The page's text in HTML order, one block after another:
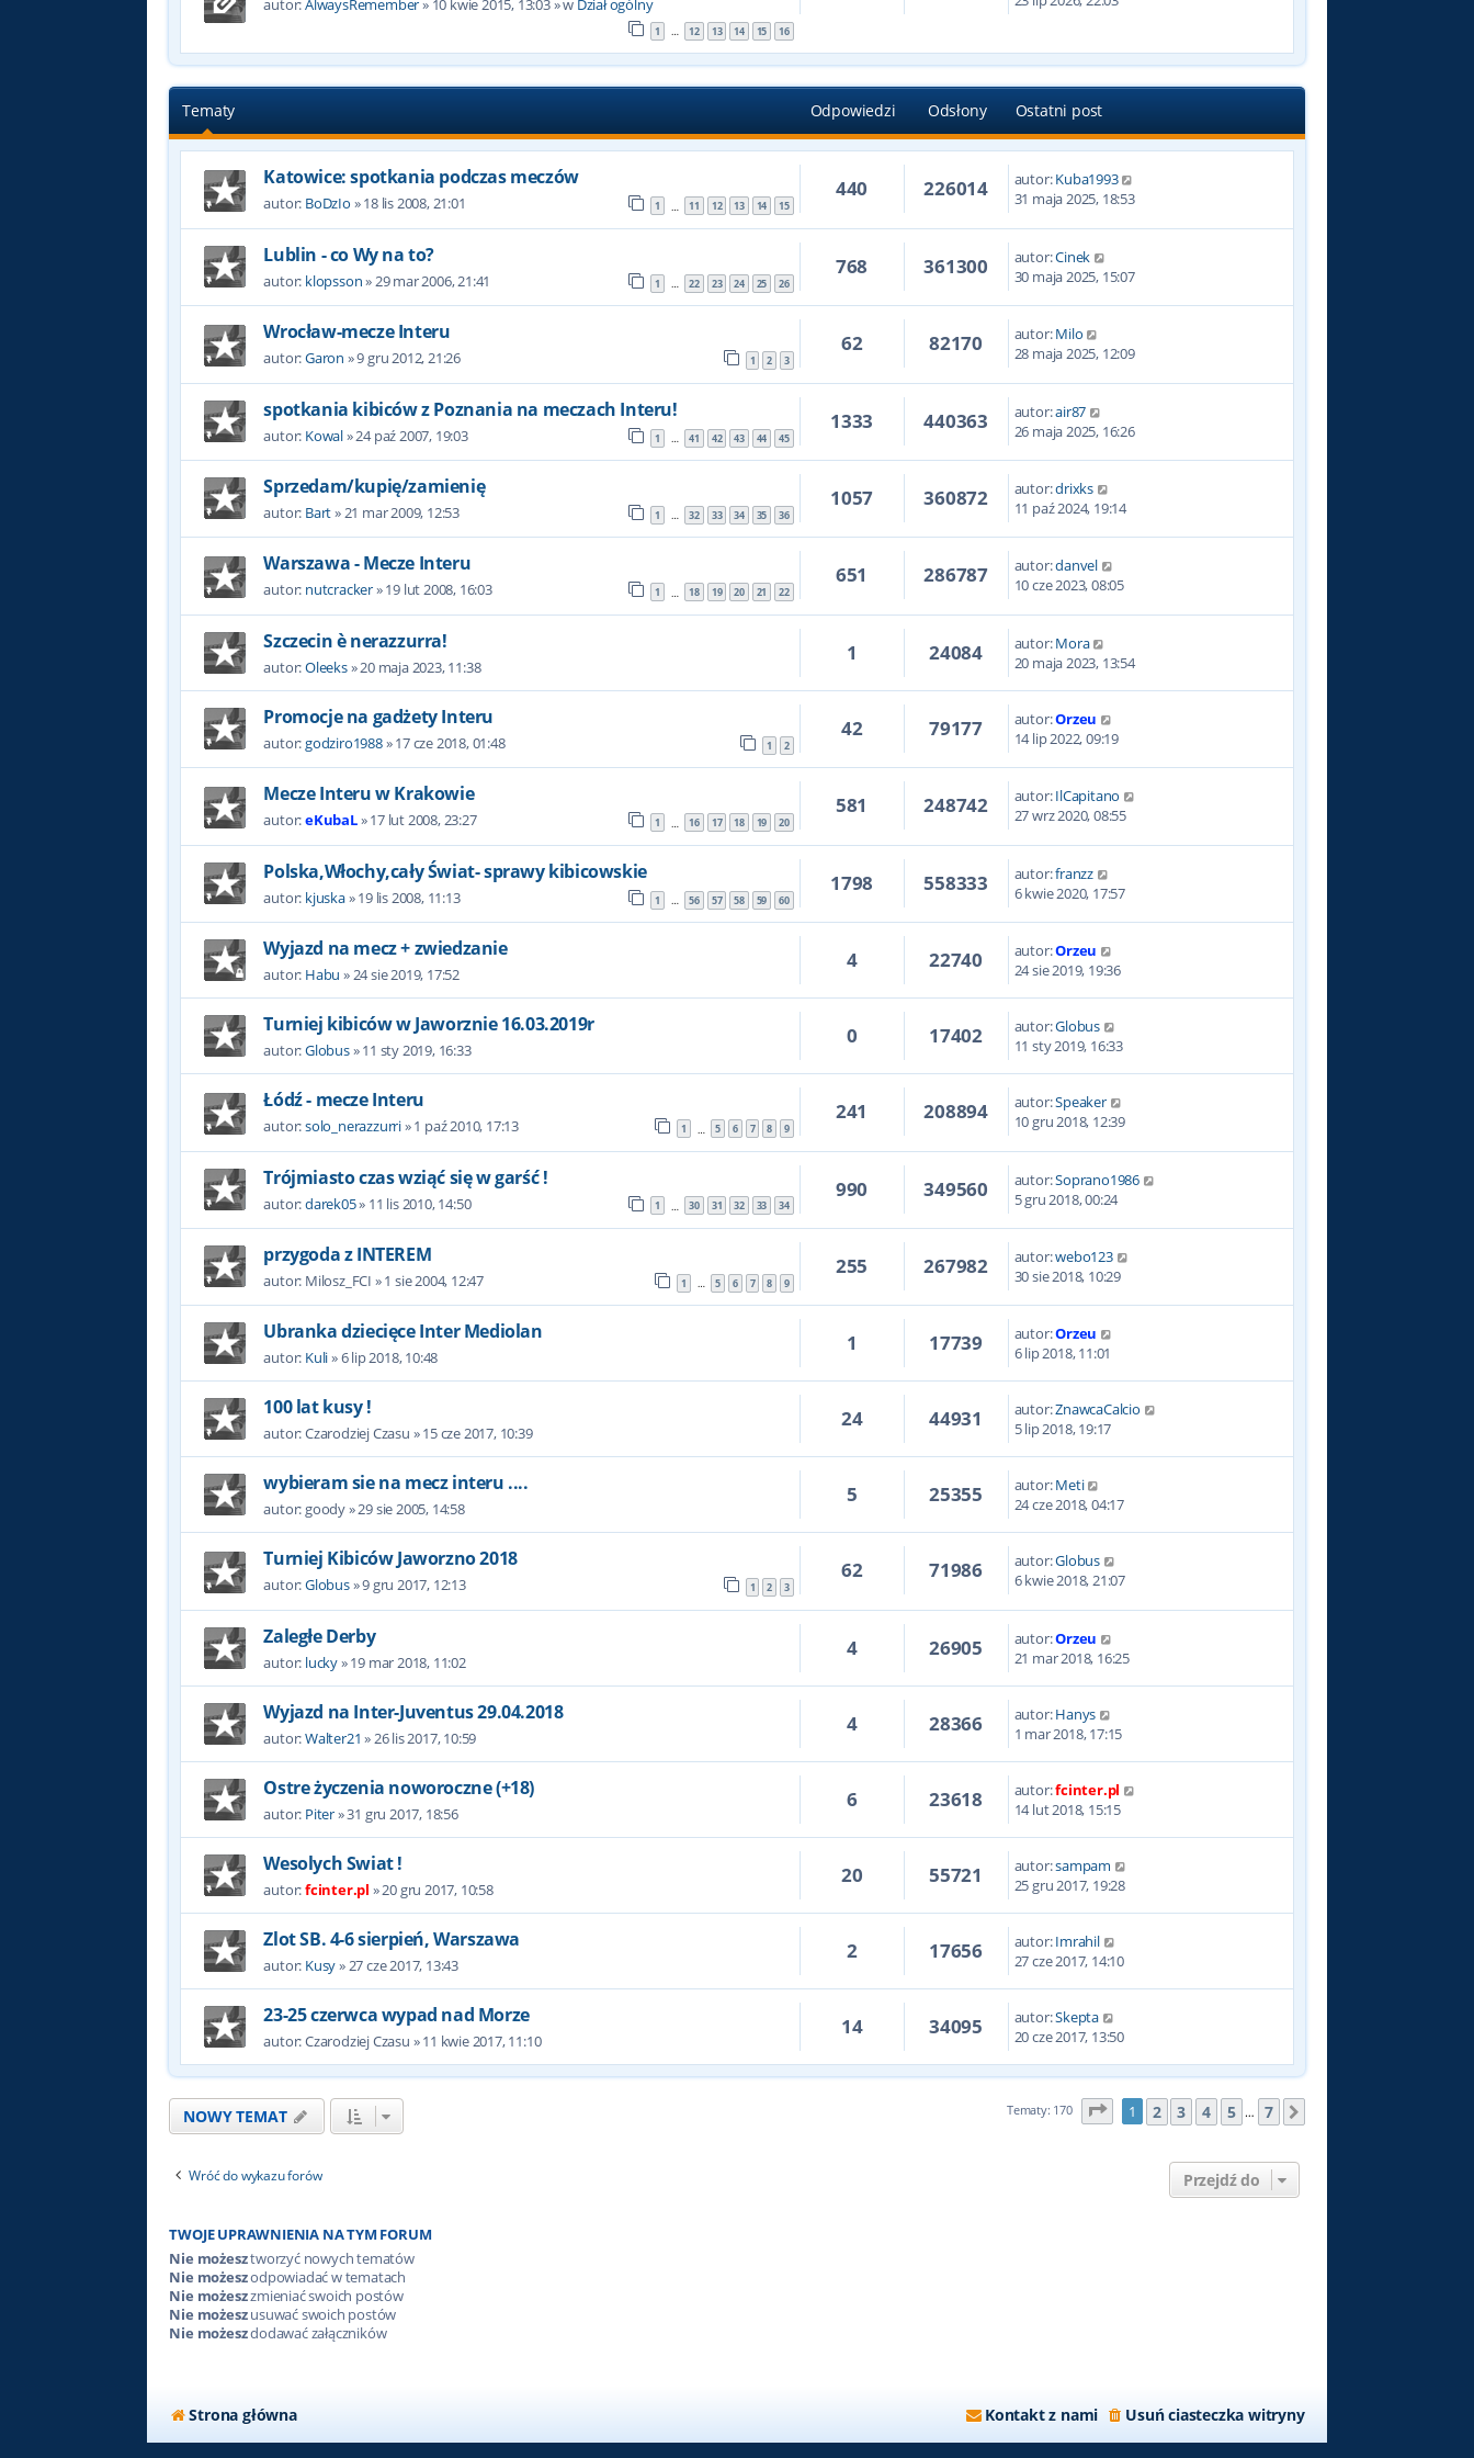
autor:AlwaysRemember» 10 kwie 2015, 13:03» w Dział ogólny
1 … 12 13 14 15 16
Tematy Odpowiedzi Odsłony Ostatni post
Katowice: spotkania podczas meczów
autor: BoDzIo »18 lis 2008, 21:01 1 … 11 12 13 14 15
440 226014 autor:Kuba1993
31 maja 2025, 18:53
Lublin - co Wy na to?
autor: klopsson»29 mar 2006, 21:41 1 … 22 23 24 25 26
768 361300 autor:Cinek
30 maja 2025, 15:07
Wrocław-mecze Interu
autor:Garon »9 gru 2012, 21:26 1 2 3
62 82170 autor:Milo
28 maja 2025, 12:09
spotkania kibiców z Poznania na meczach Interu!
autor: Kowal»24 paź 2007, 19:03 1 … 41 42 43 44 45
1333 440363 autor:air87
26 maja 2025, 16:26
Sprzedam/kupię/zamienię
autor: Bart»21 mar 2009, 12:53 1 … 32 33 34 35 36
1057 360872 autor:drixks
11 paź 2024, 19:14
Warszawa - Mecze Interu
autor: nutcracker»19 lut 2008, 16:03 1 … 18 19 20 21 22
651 286787 autor:danvel
10 cze 2023, 08:05
Szczecin è nerazzurra!
autor:Oleeks»20 maja 2023, 11:38
1 24084 autor:Mora
20 maja 2023, 13:54
Promocje na gadżety Interu
autor:godziro1988»17 cze 2018, 01:48 1 2
42 79177 autor:Orzeu
14 lip 2022, 09:19
Mecze Interu w Krakowie
autor:eKubaL»17 lut 2008, 23:27 1 … 16 17 18 19 20
581 248742 autor:IlCapitano
27 wrz 2020, 08:55
Polska,Włochy,cały Świat- sprawy kibicowskie
autor: kjuska»19 lis 2008, 11:13 1 … 56 57 58 59 60
1798 558333 autor:franzz
6 kwie 2020, 17:57
Wyjazd na mecz + zwiedzanie
autor: Habu »24 sie 2019, 17:52
4 22740 autor:Orzeu
24 sie 2019, 19:36
Turniej kibiców w Jaworznie 16.03.2019r
autor:Globus»11 sty 2019, 16:33
0 17402 autor:Globus
11 sty 2019, 16:33
Łódź - mecze Interu
autor:solo_nerazzurri»1 paź 2010, 17:13 1 5 6 7 8 9
241 208894 autor:Speaker
10 gru 2018, 12:39
Trójmiasto czas wziąć się w garść !
autor:darek05» 11 lis 2010, 14:50 1 … 30 31 32 33 34
990 349560 autor:Soprano1986
5 gru 2018, 00:24
przygoda z INTEREM
autor: Milosz_FCI »1 sie 2004, 12:47 1 … 5 6 7 8 9
255 267982 autor:webo123
30 sie 2018, 10:29
Ubranka dziecięce Inter Mediolan
autor: Kuli»6 lip 2018, 10:48
1 17739 autor:Orzeu
6 lip 2018, 11:01
100 lat kusy !
autor:Czarodziej Czasu »15 cze 2017, 10:39
24 44931 autor:ZnawcaCalcio
5 lip 2018, 19:17
wybieram sie na mecz interu ....
autor: goody»29 sie 2005, 14:58
5 25355 autor:Meti
24 cze 2018, 04:17
Turniej Kibiców Jaworzno 2018
autor:Globus»9 gru 2017, 12:13 1 2 3
62 71986 autor:Globus
6 kwie 2018, 21:07
Zaległe Derby
autor: lucky»19 mar 2018, 11:02
4 26905 autor:Orzeu
21 mar 2018, 16:25
Wyjazd na Inter-Juventus 29.04.2018
autor:Walter21 »26 lis 2017, 10:59
4 28366 autor:Hanys
1 mar 2018, 17:15
Ostre życzenia noworoczne (+18)
autor: Piter»31 gru 2017, 18:56
6 23618 autor:fcinter.pl
14 lut 2018, 15:15
Wesolych Swiat !
autor:fcinter.pl »20 gru 2017, 10:58
20 55721 autor:sampam
25 gru 2017, 19:28
Zlot SB. 4-6 sierpień, Warszawa
autor: Kusy»27 cze 2017, 13:43
2 17656 autor:Imrahil
27 cze 2017, 14:10
23-25 czerwca wypad nad Morze
autor:Czarodziej Czasu »11 kwie 2017, 11:10
14 34095 autor:Skepta
20 cze 2017, 13:50
NOWY TEMAT Tematy: 170 Strona z
1 2 3 4 5 … 7
Wróć do wykazu forów Przejdź do
TWOJE UPRAWNIENIA NA TYM FORUM
Nie możesztworzyć nowych tematów
Nie możeszodpowiadać w tematach
Nie możeszzmieniać swoich postów
Nie możeszusuwać swoich postów
Nie możeszdodawać załączników
Strona główna Usuń ciasteczka witryny
Kontakt z nami